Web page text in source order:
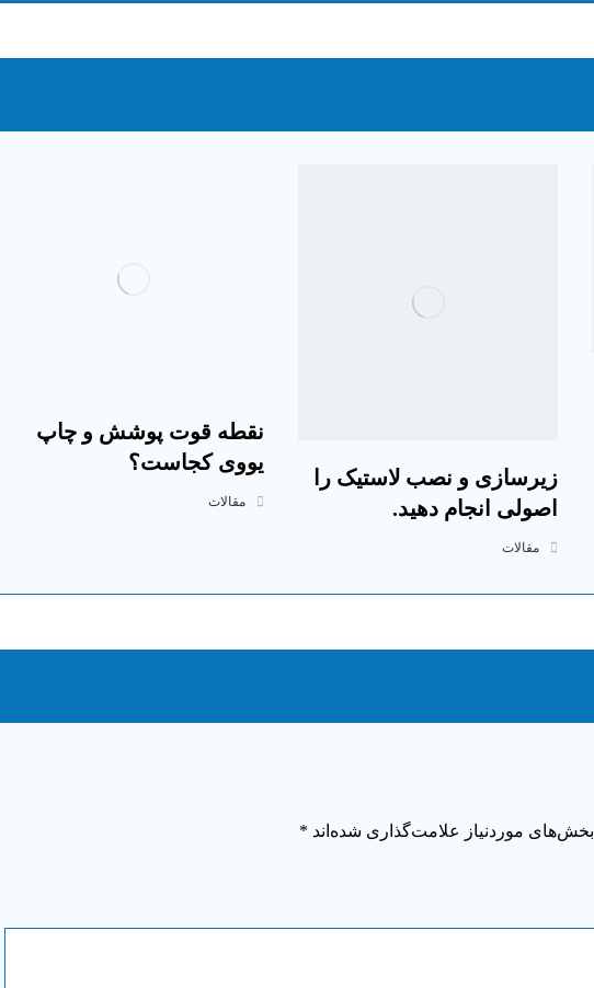
زیرسازی و نصب لاستیک را
اصولی انجام دهید.
مقالات
نقطه قوت پوشش و چاپ
یووی کجاست؟
مقالات
بخش‌های موردنیاز علامت‌گذاری شده‌اند *